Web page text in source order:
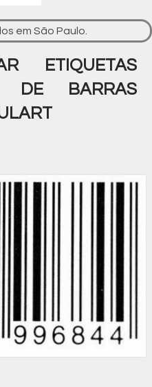
em São Paulo.
ETIQUETAS
DE BARRAS